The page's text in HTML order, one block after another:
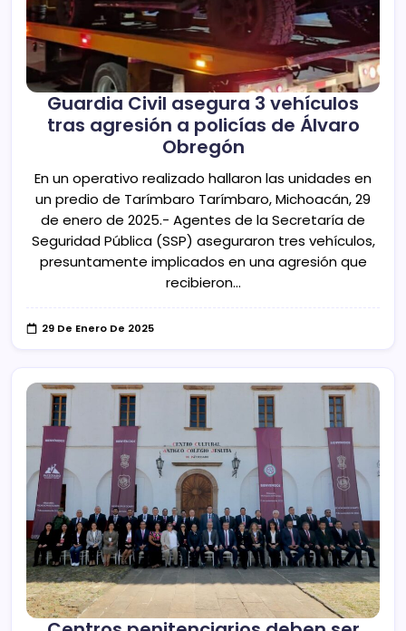
Guardia Civil asegura 3 vehículos
tras agresión a policías de Álvaro
Obregón
En un operativo realizado hallaron las unidades en
un predio de Tarímbaro Tarímbaro, Michoacán, 29
de enero de 2025.- Agentes de la Secretaría de
Seguridad Pública (SSP) aseguraron tres vehículos,
presuntamente implicados en una agresión que
recibieron…
29 De Enero De 2025